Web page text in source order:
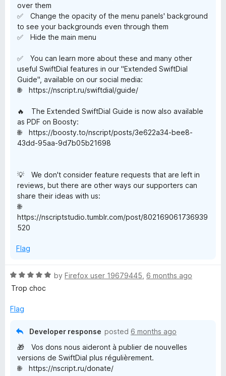
over them
✅ Change the opacity of the menu panels' background
to see your backgrounds even through them
✅ Hide the main menu
✅ You can learn more about these and many other
useful SwiftDial features in our "Extended SwiftDial
Guide", available on our social media:
🌐 https://nscript.ru/swiftdial/guide/
🔥 The Extended SwiftDial Guide is now also available
as PDF on Boosty:
🌐 https://boosty.to/nscript/posts/3e622a34-bee8-
43dd-95aa-9d7b05b21698
💡 We don't consider feature requests that are left in
reviews, but there are other ways our supporters can
share their ideas with us:
🌐
https://nscriptstudio.tumblr.com/post/802169061736939
520
Flag
R
a
e
by Firefox user 19679445 6 months ago
Trop choc
Flag
Developer response posted 6 months ago
🎁 Vos dons nous aideront à publier de nouvelles
versions de SwiftDial plus régulièrement.
🌐 https://nscript.ru/donate/